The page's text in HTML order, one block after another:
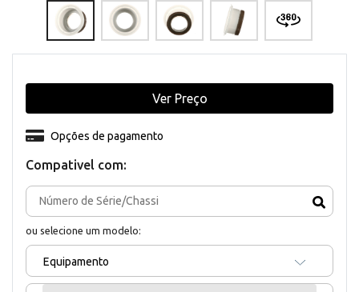
Compativel com:
ou selecione um modelo:
Equipamento
Opções de pagamento
Ver Preço